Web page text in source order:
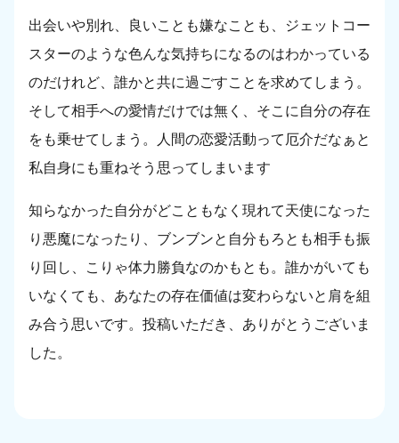
出会いや別れ、良いことも嫌なことも、ジェットコー
スターのような色んな気持ちになるのはわかっている
のだけれど、誰かと共に過ごすことを求めてしまう。
そして相手への愛情だけでは無く、そこに自分の存在
をも乗せてしまう。人間の恋愛活動って厄介だなぁと
私自身にも重ねそう思ってしまいます
知らなかった自分がどこともなく現れて天使になった
り悪魔になったり、ブンブンと自分もろとも相手も振
り回し、こりゃ体力勝負なのかもとも。誰かがいても
いなくても、あなたの存在価値は変わらないと肩を組
み合う思いです。投稿いただき、ありがとうございま
した。